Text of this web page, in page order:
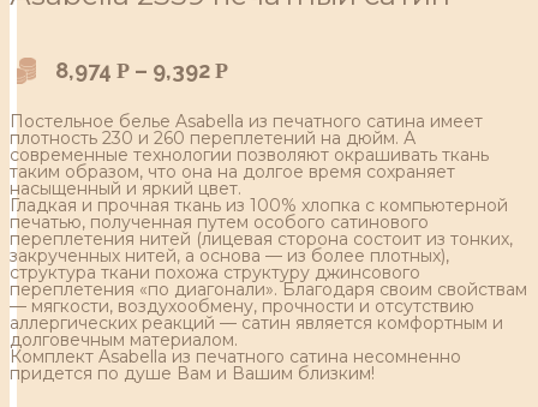
8,974 Р – 9,392 Р
Постельное белье Asabella из печатного сатина имеет
плотность 230 и 260 переплетений на дюйм. А
современные технологии позволяют окрашивать ткань
таким образом, что она на долгое время сохраняет
насыщенный и яркий цвет.
Гладкая и прочная ткань из 100% хлопка с компьютерной
печатью, полученная путем особого сатинового
переплетения нитей (лицевая сторона состоит из тонких,
закрученных нитей, а основа — из более плотных),
структура ткани похожа структуру джинсового
переплетения «по диагонали». Благодаря своим свойствам
— мягкости, воздухообмену, прочности и отсутствию
аллергических реакций — сатин является комфортным и
долговечным материалом.
Комплект Asabella из печатного сатина несомненно
придется по душе Вам и Вашим близким!